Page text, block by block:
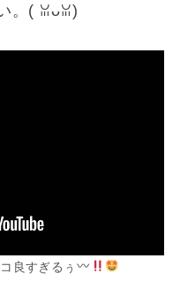
。(⁠ ⁠ꈍ⁠ᴗ⁠ꈍ⁠)
良すぎるぅ